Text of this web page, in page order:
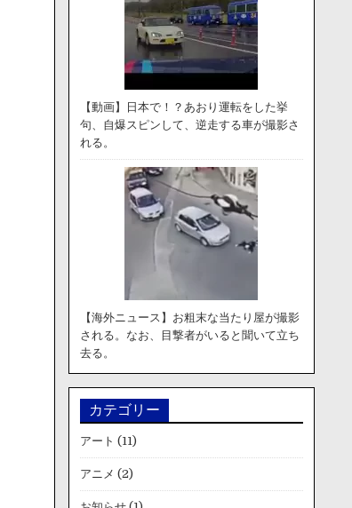
【動画】日本で！？あおり運転をした挙
句、自爆スピンして、逆走する車が撮影さ
れる。
【海外ニュース】お粗末な当たり屋が撮影
される。なお、目撃者がいると聞いて立ち
去る。
カテゴリー
アート (11)
アニメ (2)